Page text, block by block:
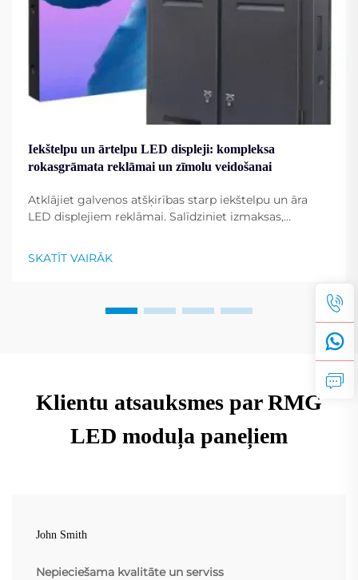
Iekštelpu un ārtelpu LED displeji: kompleksa
rokasgrāmata reklāmai un zīmolu veidošanai
Atklājiet galvenos atšķirības starp iekštelpu un āra
LED displejiem reklāmai. Salīdziniet izmaksas,
nozarēm. Iegūstiet ekspertu ievērojumus jau tagad.
SKATĪT VAIRĀK
Klientu atsauksmes par RMG
LED moduļa paneļiem
John Smith
Nepieciešama kvalitāte un serviss